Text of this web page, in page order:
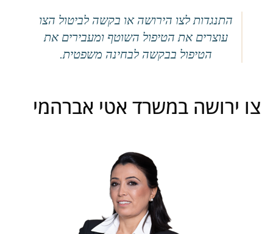
התנגדות לצו הירושה או בקשה לביטול הצו
עוצרים את הטיפול השוטף ומעבירים את
הטיפול בבקשה לבחינה משפטית.
צו ירושה במשרד אטי אברהמי​